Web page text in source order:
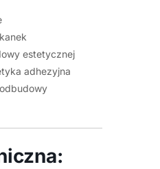
estetycznej
adhezyjna